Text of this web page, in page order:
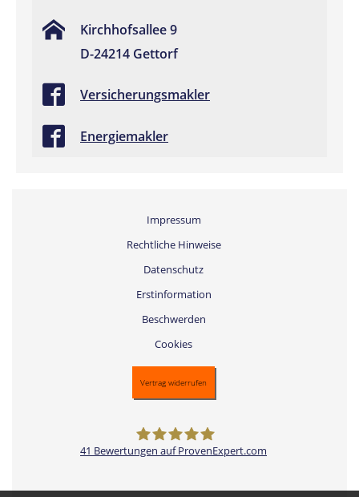
Kirchhofsallee 9
D-24214 Gettorf
Versicherungsmakler
Energiemakler
Impressum
Rechtliche Hinweise
Datenschutz
Erstinformation
Beschwerden
Cookies
Vertrag widerrufen
41 Bewertungen auf ProvenExpert.com